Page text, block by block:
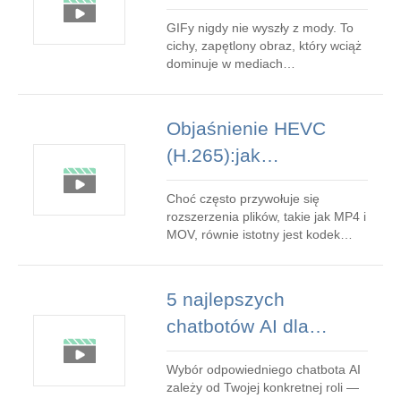
kilka minut —
przewodnik krok po
kroku
GIFy nigdy nie wyszły z mody. To
cichy, zapętlony obraz, który wciąż
dominuje w mediach
szybciej niż jakikolwiek inny format.
W tym przewodniku
przeks
Objaśnienie HEVC
(H.265):jak
identyfikować,
odtwarzać i tworzyć
wideo o wysokiej
wydajności
Choć często przywołuje się
rozszerzenia plików, takie jak MP4 i
MOV, równie istotny jest kodek
zwany także H.265 lub
kodowaniem wideo o wysokiej
zachowaniu wi
5 najlepszych
chatbotów AI dla
twórców w 2026 r. –
przewodnik eksperta
Wybór odpowiedniego chatbota AI
zależy od Twojej konkretnej roli —